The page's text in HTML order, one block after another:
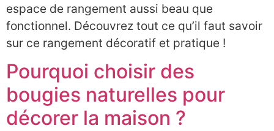
espace de rangement aussi beau que
fonctionnel. Découvrez tout ce qu’il faut savoir
sur ce rangement décoratif et pratique !
Pourquoi choisir des
bougies naturelles pour
décorer la maison ?